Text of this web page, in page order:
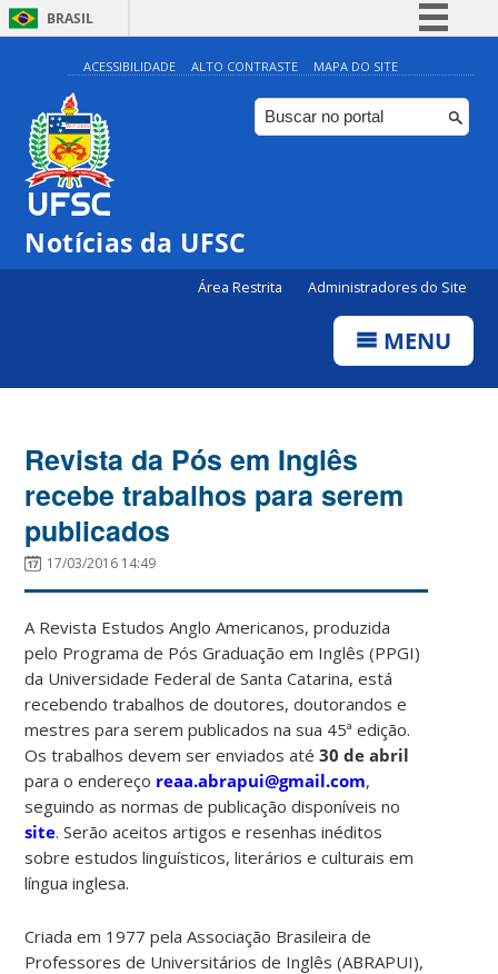
BRASIL
Simplifique!
Comunica BR
Participe
ACESSIBILIDADE ALTO CONTRASTE MAPA DO SITE
Notícias da UFSC
Área Restrita Administradores do Site
MENU
Revista da Pós em Inglês
recebe trabalhos para serem
publicados
17/03/2016 14:49
A Revista Estudos Anglo Americanos, produzida
pelo Programa de Pós Graduação em Inglês (PPGI)
da Universidade Federal de Santa Catarina, está
recebendo trabalhos de doutores, doutorandos e
mestres para serem publicados na sua 45ª edição.
Os trabalhos devem ser enviados até30 de abril
para o endereço reaa.abrapui@gmail.com,
seguindo as normas de publicação disponíveis no
site. Serão aceitos artigos e resenhas inéditos
sobre estudos linguísticos, literários e culturais em
língua inglesa.
Criada em 1977 pela Associação Brasileira de
Professores de Universitários de Inglês (ABRAPUI),